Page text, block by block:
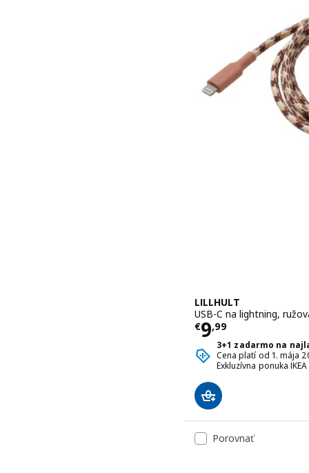
LILLHULT
USB-C na lightning,
€9,99
Cena € 9,99
3+1 zadarmo na
Cena platí od 1. mája
Exkluzívna ponuka
Porovnať